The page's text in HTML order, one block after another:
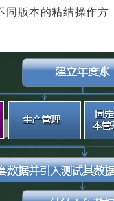
同版本的粘结操作方